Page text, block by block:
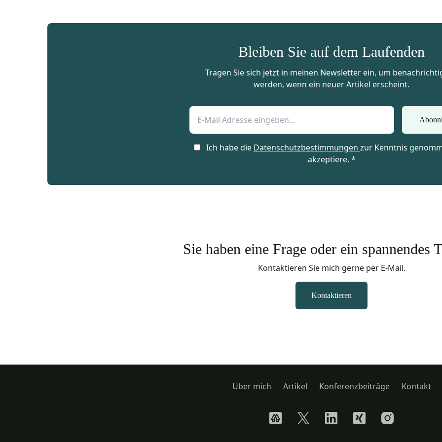
Bleiben Sie auf dem Laufenden
Tragen Sie sich jetzt in meinen Newsletter ein, um
werden, wenn ein neuer Artikel erscheint.
Ich habe die Datenschutzbestimmungen zur Kenntnis
akzeptiere. *
Sie haben eine Frage oder ein spannendes
Kontaktieren Sie mich gerne per E-Mail.
Kontaktieren
Über mich Artikel Konferenzbeiträge Kontakt